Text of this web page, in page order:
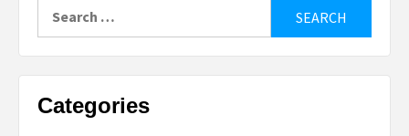
Categories